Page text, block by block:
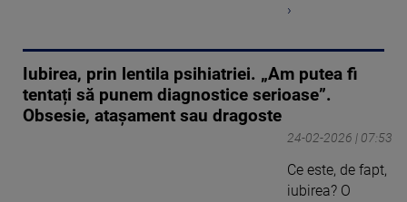
›
Iubirea, prin lentila psihiatriei. „Am putea fi
tentați să punem diagnostice serioase”.
Obsesie, atașament sau dragoste
24-02-2026 | 07:53
Ce este, de fapt,
iubirea? O